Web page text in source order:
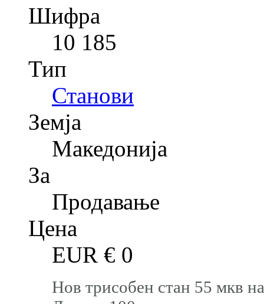
Шифра
10 185
Тип
Станови
Земја
Македонија
За
Продавање
Цена
EUR € 0
Нов трисобен стан 55 мкв